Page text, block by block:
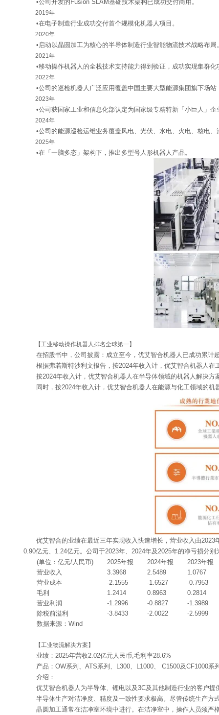
•公司开发的Fusion SLAM基础技术架构已成功交付商用。
2019年
•在电子制造行业成功交付首个规模化机器人项目。
2020年
•启动以晶圆加工为核心的半导体制造行业智能物流技术战略布
2021年
•移动操作机器人的全栈技术支持能力得到验证，成功实现集群
2022年
•公司的巡检机器人广泛应用覆盖中国主要大型能源集团旗下场
2023年
•公司获国家工业和信息化部认定为国家级专精特新「小巨人」企
2024年
•公司的能源巡检运维业务覆盖风电、光伏、水电、火电、核电
2025年
•在「一脑多态」架构下，推出多型号人形机器人产品。
【工业移动操作机器人排名全球第一】
在招股书中，公司披露：成立至今，优艾智合机器人已成功累计
根据弗若斯特沙利文报告，按2024年收入计，优艾智合机器人
按2024年收入计，优艾智合机器人在半导体领域的机器人解决
同时，按2024年收入计，优艾智合机器人在能源与化工领域的
优艾智合的业绩在最近三年实现收入快速增长，营业收入由
0.90亿元、1.24亿元。公司于2023年、2024年及2025年的净亏损分
(单位：亿元/人民币)
2025年报 2024年报
2023年报
营业收入
3.3968 2.5489
1.0767
营业成本
-2.1555 -1.6527
-0.7953
毛利
1.2414 0.8963
0.2814
营业利润
-1.2996 -0.8827
-1.3989
除税前溢利
-3.8433 -2.0022
-2.5999
数据来源：Wind
【工业物流解决方案】
业绩：2025年营收2.02亿元人民币,毛利率28.6%
产品：OW系列、ATS系列、L300、L1000、 C1500及CF1000
介绍：
优艾智合机器人为半导体、锂电以及3C及其他制造行业的客户
半导体生产对洁净度、精度及一致性要求极高。尽管传统生产
晶圆加工通常在洁净室环境中进行。在洁净室中，操作人员须